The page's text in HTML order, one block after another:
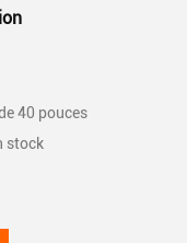
40 pouces
stock